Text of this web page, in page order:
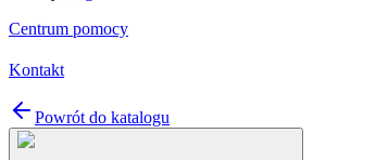
Centrum pomocy
Kontakt
Powrót do katalogu